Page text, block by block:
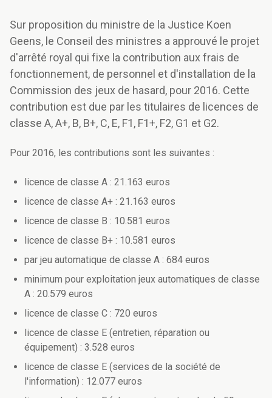
Sur proposition du ministre de la Justice Koen
Geens, le Conseil des ministres a approuvé le projet
d'arrêté royal qui fixe la contribution aux frais de
fonctionnement, de personnel et d'installation de la
Commission des jeux de hasard, pour 2016. Cette
contribution est due par les titulaires de licences de
classe A, A+, B, B+, C, E, F1, F1+, F2, G1 et G2.
Pour 2016, les contributions sont les suivantes :
licence de classe A : 21.163 euros
licence de classe A+ : 21.163 euros
licence de classe B : 10.581 euros
licence de classe B+ : 10.581 euros
par jeu automatique de classe A : 684 euros
minimum pour exploitation jeux automatiques de classe
A : 20.579 euros
licence de classe C : 720 euros
licence de classe E (entretien, réparation ou
équipement) : 3.528 euros
licence de classe E (services de la société de
l'information) : 12.077 euros